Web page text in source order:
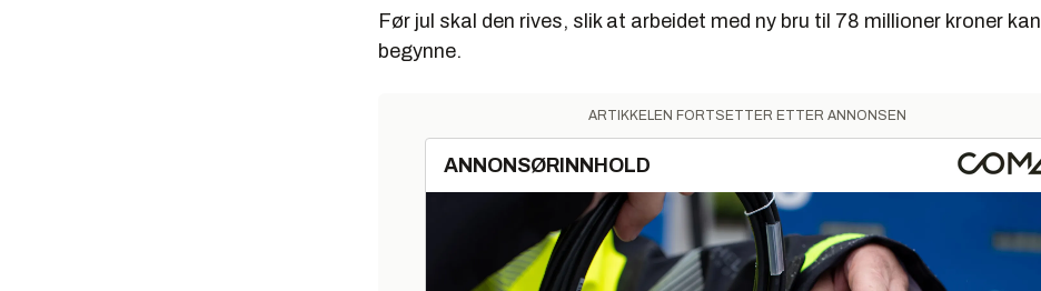
Før jul skal den rives, slik at arbeidet med ny bru til 78 millioner kroner kan
begynne.
ARTIKKELEN FORTSETTER ETTER ANNONSEN
ANNONSØRINNHOLD